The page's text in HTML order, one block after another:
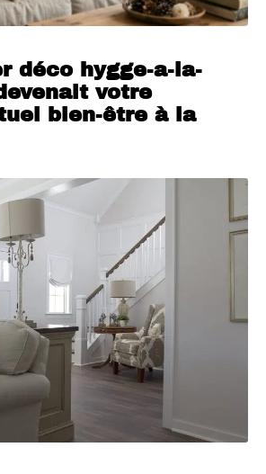
déco hygge-a-la-
votre
bien-être à la